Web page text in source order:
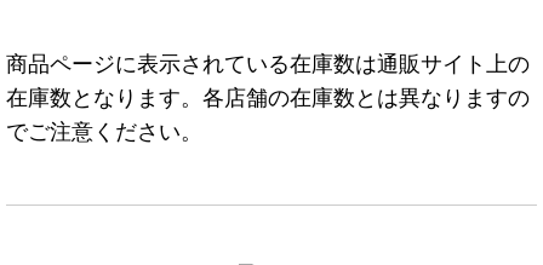
商品ページに表示されている在庫数は通販サイト上の
在庫数となります。各店舗の在庫数とは異なりますの
でご注意ください。